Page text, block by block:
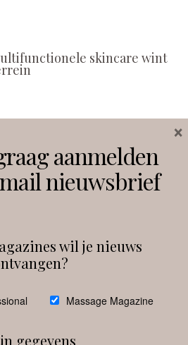
skincare wint
Facebook
aanmelden
nieuwsbrief
wil je nieuws
Massage Magazine
gegevens
×